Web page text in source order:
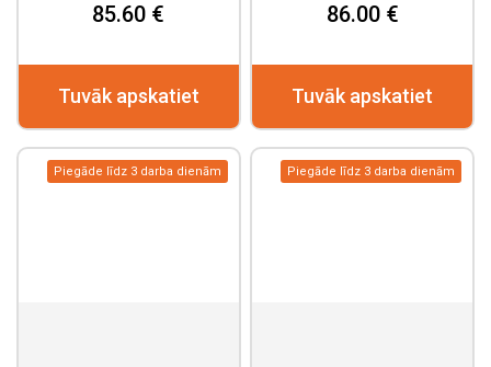
85.60 €
Tuvāk apskatiet
86.00 €
Tuvāk apskatiet
Piegāde līdz 3 darba dienām Piegāde līdz 3 darba dienām